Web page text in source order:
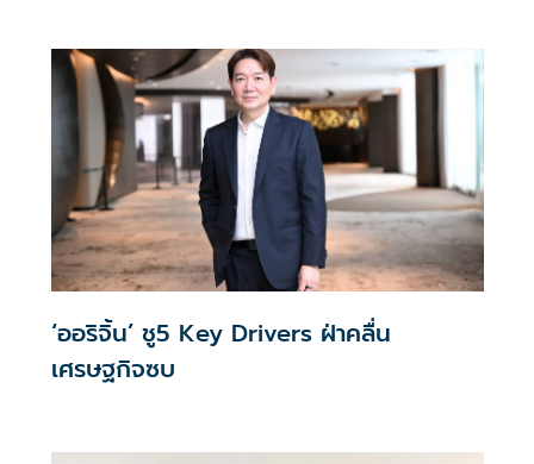
‘ออริจิ้น’ ชู5 Key Drivers ฝ่าคลื่น
เศรษฐกิจซบ